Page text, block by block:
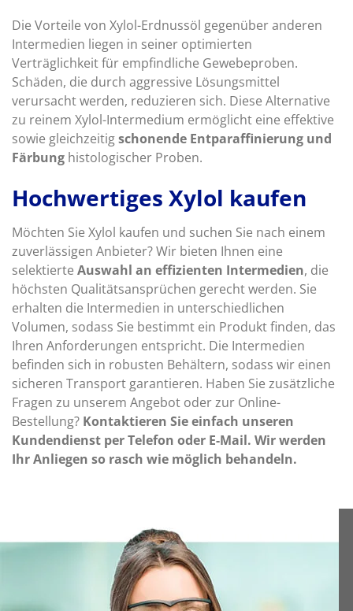
Die Vorteile von Xylol-Erdnussöl gegenüber anderen
Intermedien liegen in seiner optimierten
Verträglichkeit für empfindliche Gewebeproben.
Schäden, die durch aggressive Lösungsmittel
verursacht werden, reduzieren sich. Diese Alternative
zu reinem Xylol-Intermedium ermöglicht eine effektive
sowie gleichzeitigschonende Entparaffinierung und
Färbung histologischer Proben.
Hochwertiges Xylol kaufen
Möchten Sie Xylol kaufen und suchen Sie nach einem
zuverlässigen Anbieter? Wir bieten Ihnen eine
selektierte Auswahl an effizienten Intermedien, die
höchsten Qualitätsansprüchen gerecht werden. Sie
erhalten die Intermedien in unterschiedlichen
Volumen, sodass Sie bestimmt ein Produkt finden, das
Ihren Anforderungen entspricht. Die Intermedien
befinden sich in robusten Behältern, sodass wir einen
sicheren Transport garantieren. Haben Sie zusätzliche
Fragen zu unserem Angebot oder zur Online-
Bestellung? Kontaktieren Sie einfach unseren
Kundendienst per Telefon oder E-Mail. Wir werden
Ihr Anliegen so rasch wie möglich behandeln.